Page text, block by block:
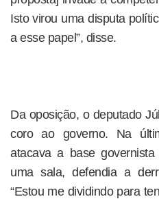
Isto virou uma disputa
a esse papel”, disse.
Da oposição, o deputado
coro ao governo. Na
atacava a base
uma sala, defendia a
“Estou me dividindo para